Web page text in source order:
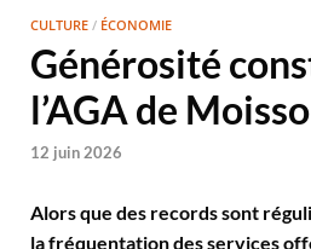
CULTURE / ÉCONOMIE
Générosité
l’AGA de
12 juin 2026
Alors que des records sont
la fréquentation des services